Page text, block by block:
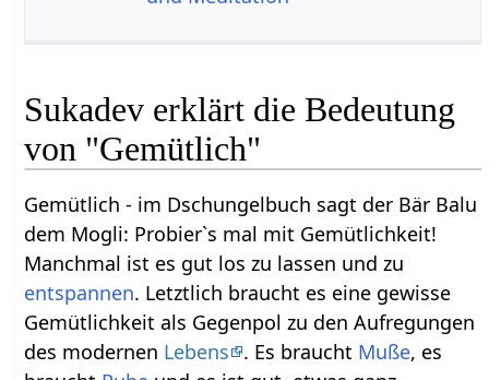
Sukadev erklärt die Bedeutung
von "Gemütlich"
Gemütlich - im Dschungelbuch sagt der Bär Balu
dem Mogli: Probier`s mal mit Gemütlichkeit!
Manchmal ist es gut los zu lassen und zu
entspannen. Letztlich braucht es eine gewisse
Gemütlichkeit als Gegenpol zu den Aufregungen
des modernen Lebens . Es braucht Muße, es